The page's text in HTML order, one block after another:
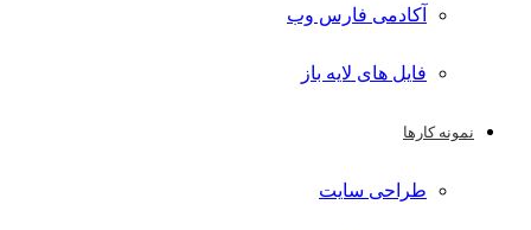
آکادمی فارس وب
فایل های لایه باز
نمونه کارها
طراحی سایت